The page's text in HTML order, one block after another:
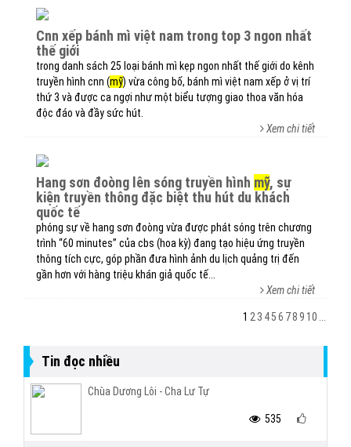
cnn xếp bánh mì việt nam trong top 3 ngon nhất
thế giới
trong danh sách 25 loại bánh mì kẹp ngon nhất thế giới do kênh
truyền hình cnn (mỹ) vừa công bố, bánh mì việt nam xếp ở vị trí
thứ 3 và được ca ngợi như một biểu tượng giao thoa văn hóa
độc đáo và đầy sức hút.
Xem chi tiết
hang sơn đoòng lên sóng truyền hình mỹ, sự
kiện truyền thông đặc biệt thu hút du khách
quốc tế
phóng sự về hang sơn đoòng vừa được phát sóng trên chương
trình “60 minutes” của cbs (hoa kỳ) đang tạo hiệu ứng truyền
thông tích cực, góp phần đưa hình ảnh du lịch quảng trị đến
gần hơn với hàng triệu khán giả quốc tế...
Xem chi tiết
1 2 3 456 789 10
Tin đọc nhiều
Chùa Dương Lôi - Cha Lư Tự
535